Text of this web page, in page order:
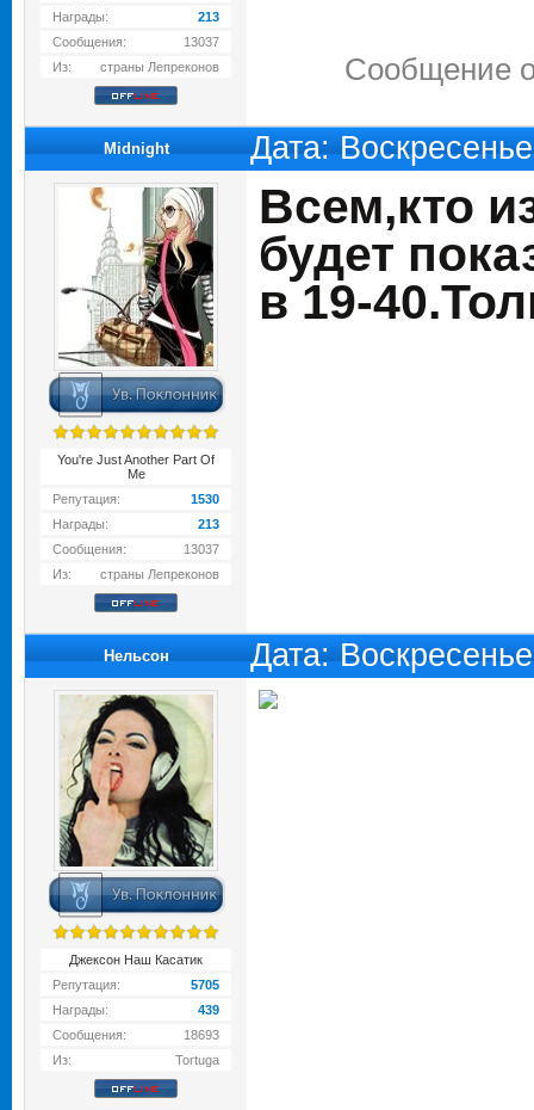
Награды:
213
Сообщения:
13037
Из:
страны Лепреконов Сообщение
Midnight Дата:
You're Just Another Part Of
Me
Репутация:
1530
Награды:
213
Сообщения:
13037
Из:
страны Лепреконов
Всем,кто
будет
в 19-
Нельсон Дата:
Джексон Наш Касатик
Репутация:
5705
Награды:
439
Сообщения:
18693
Из:
Tortuga